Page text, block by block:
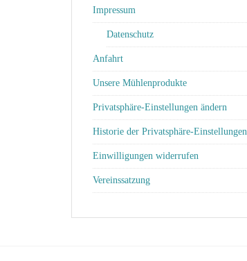
Impressum
Datenschutz
Anfahrt
Unsere Mühlenprodukte
Privatsphäre-Einstellungen ändern
Historie der Privatsphäre-Einstellungen
Einwilligungen widerrufen
Vereinssatzung